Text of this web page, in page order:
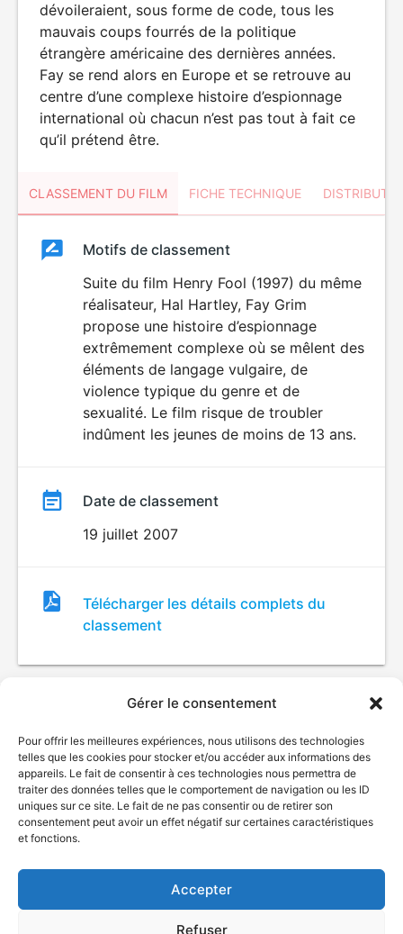
Gérer le consentement
Pour offrir les meilleures expériences, nous utilisons des technologies
telles que les cookies pour stocker et/ou accéder aux informations des
appareils. Le fait de consentir à ces technologies nous permettra de
traiter des données telles que le comportement de navigation ou les ID
uniques sur ce site. Le fait de ne pas consentir ou de retirer son
consentement peut avoir un effet négatif sur certaines caractéristiques
et fonctions.
Accepter
Refuser
dévoileraient, sous forme de code, tous les
mauvais coups fourrés de la politique
étrangère américaine des dernières années.
Fay se rend alors en Europe et se retrouve au
centre d’une complexe histoire d’espionnage
international où chacun n’est pas tout à fait ce
qu’il prétend être.
CLASSEMENT DU FILM FICHE TECHNIQUE
ClassementClassement
VIOLENCE
Motifs de classement
Suite du film Henry Fool (1997) du même
réalisateur, Hal Hartley, Fay Grim
propose une histoire d’espionnage
extrêmement complexe où se mêlent des
éléments de langage vulgaire, de
violence typique du genre et de
sexualité. Le film risque de troubler
indûment les jeunes de moins de 13 ans.
Date de classement
19 juillet 2007
Fichier
de
classement
Télécharger les détails complets du
classement
© Gouvernement du Québec, 2026
Plan du site
Accessibilité
Accès à l'information
Déclaration de services